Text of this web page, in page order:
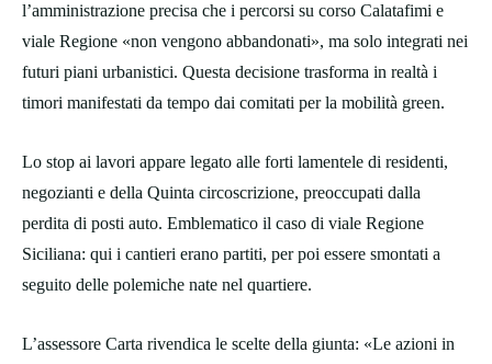
l’amministrazione precisa che i percorsi su corso Calatafimi e
viale Regione «non vengono abbandonati», ma solo integrati nei
futuri piani urbanistici. Questa decisione trasforma in realtà i
timori manifestati da tempo dai comitati per la mobilità green.
Lo stop ai lavori appare legato alle forti lamentele di residenti,
negozianti e della Quinta circoscrizione, preoccupati dalla
perdita di posti auto. Emblematico il caso di viale Regione
Siciliana: qui i cantieri erano partiti, per poi essere smontati a
seguito delle polemiche nate nel quartiere.
L’assessore Carta rivendica le scelte della giunta: «Le azioni in